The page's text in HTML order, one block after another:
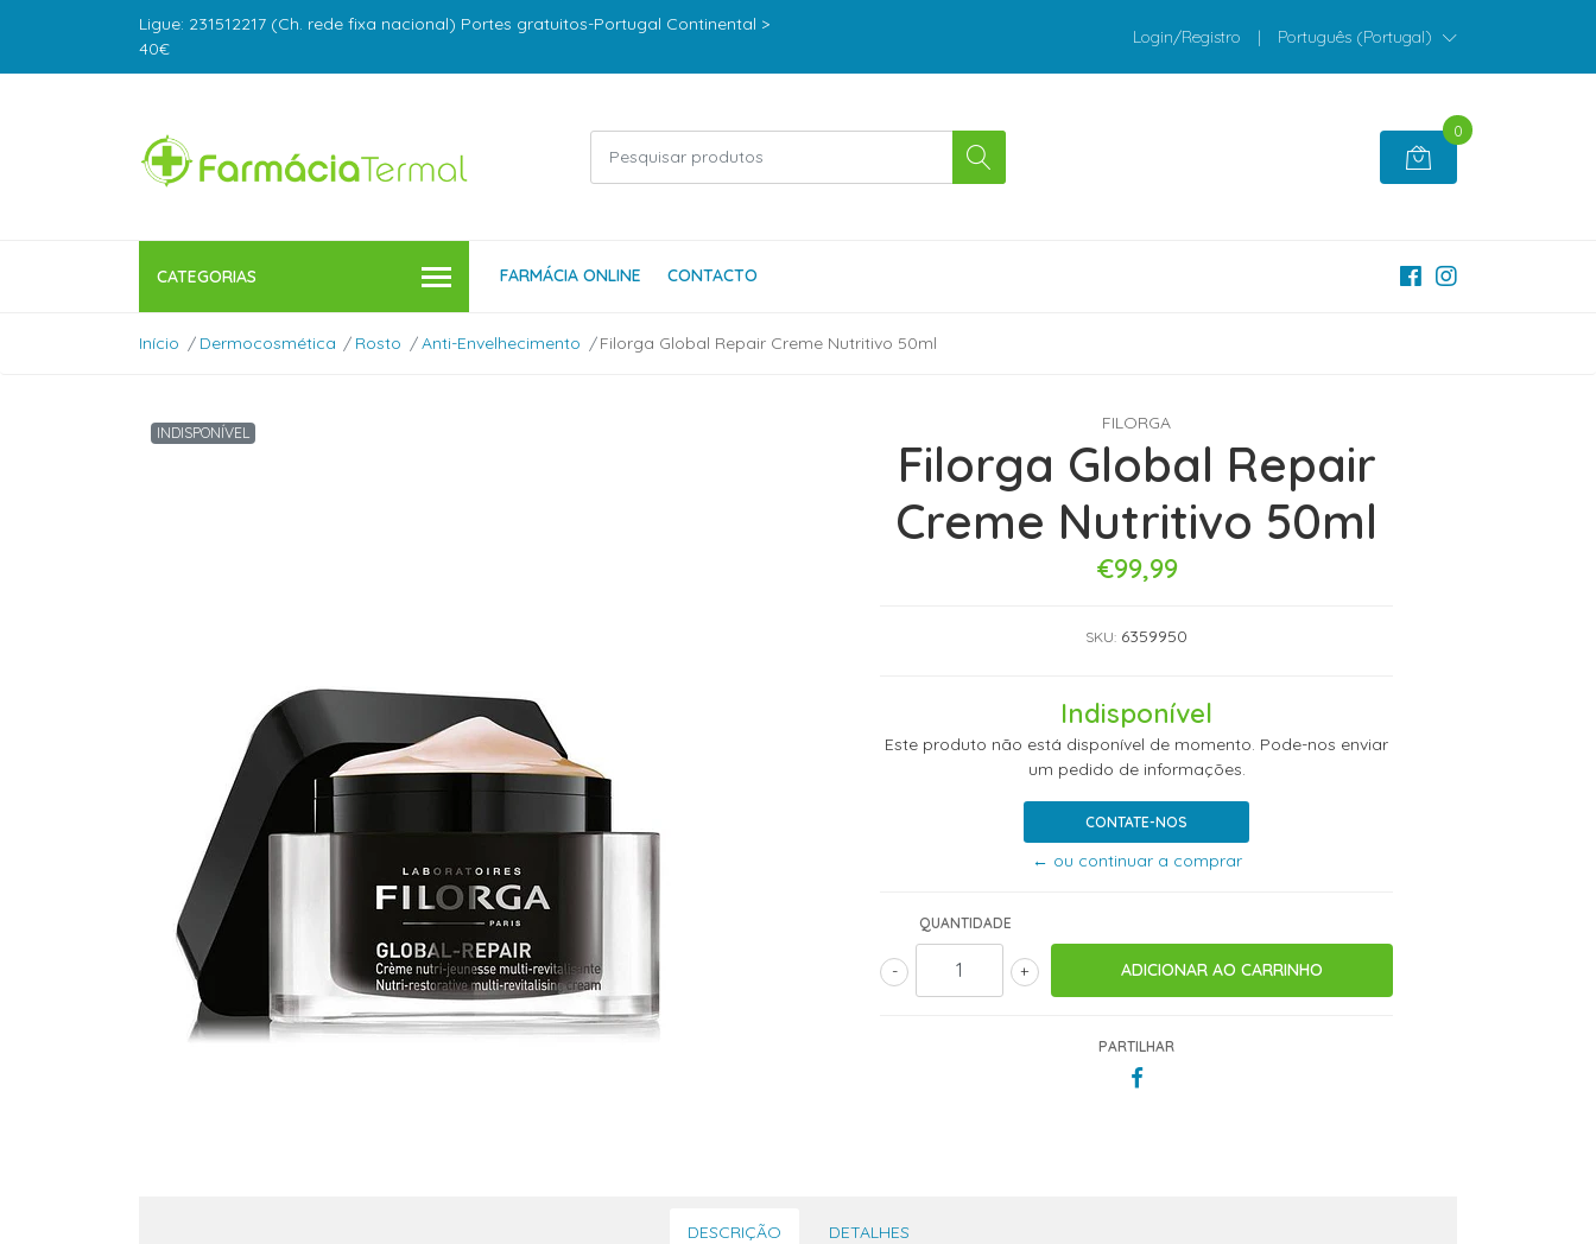
Ligue: 231512217 (Ch. rede fixa nacional) Portes gratuitos-Portugal Continental >
40€
Login/Registro | Português (Portugal)
0
CATEGORIAS FARMÁCIA ONLINE CONTACTO
Início Dermocosmética Rosto Anti-Envelhecimento Filorga Global Repair Creme Nutritivo 50ml
INDISPONÍVEL FILORGA
Filorga Global Repair
Creme Nutritivo 50ml
€99,99
SKU: 6359950
Indisponível
Este produto não está disponível de momento. Pode-nos enviar
um pedido de informações.
CONTATE-NOS
← ou continuar a comprar
QUANTIDADE
+
-
PARTILHAR
DESCRIÇÃO DETALHES